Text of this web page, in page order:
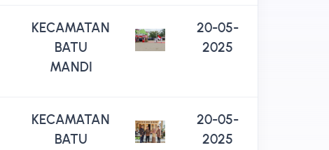
KECAMATAN
BATU
MANDI
20-05-
2025
KECAMATAN
BATU
20-05-
2025